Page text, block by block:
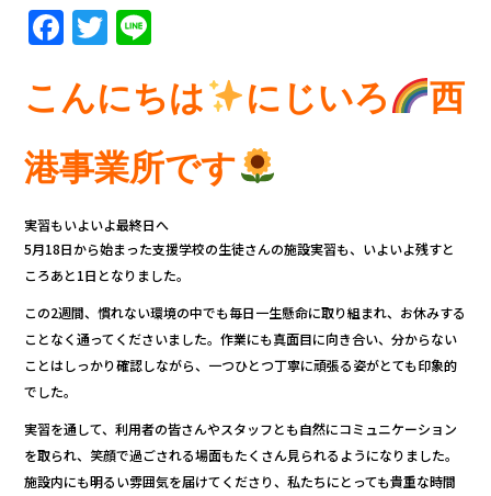
F
a
c
b
o
k
T
w
it
r
e
こんにちは にじいろ
西
港事業所です
実習もいよいよ最終日へ
5月18日から始まった支援学校の生徒さんの施設実習も、いよいよ残すと
ころあと1日となりました。
この2週間、慣れない環境の中でも毎日一生懸命に取り組まれ、お休みする
ことなく通ってくださいました。作業にも真面目に向き合い、分からない
ことはしっかり確認しながら、一つひとつ丁寧に頑張る姿がとても印象的
でした。
実習を通して、利用者の皆さんやスタッフとも自然にコミュニケーション
を取られ、笑顔で過ごされる場面もたくさん見られるようになりました。
施設内にも明るい雰囲気を届けてくださり、私たちにとっても貴重な時間